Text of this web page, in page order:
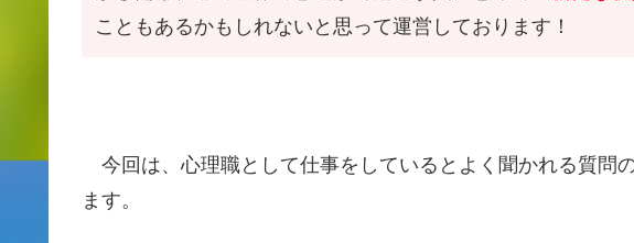
こともあるかもしれないと思って運営しております！
今回は、心理職として仕事をしているとよく聞かれる質問
ます。